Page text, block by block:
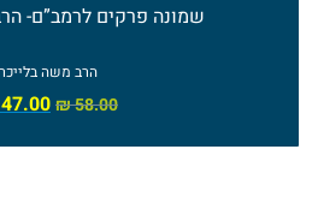
שמונה פרקים לרמב”ם-
הרב משה בלייכר
58.00
₪
47.00